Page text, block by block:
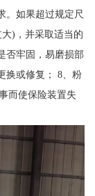
。如果超过规定尺
)，并采取适当的
否牢固，易磨损部
换或修复； 8、粉
而使保险装置失